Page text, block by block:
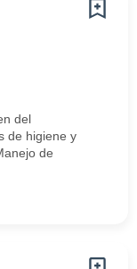
del
de higiene y
de